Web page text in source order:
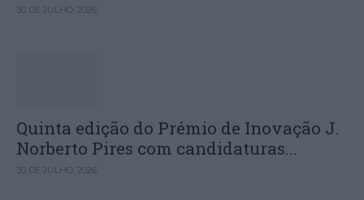
30 DE JULHO, 2026
Quinta edição do Prémio de Inovação J.
Norberto Pires com candidaturas...
30 DE JULHO, 2026